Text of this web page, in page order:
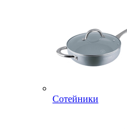
Сотейники